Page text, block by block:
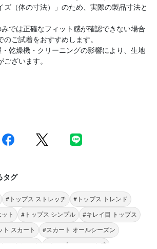
ズ（体の寸法）」のため、実際の製品寸法と
では正確なフィット感が確認できない場合
ご試着をおすすめします。
乾燥機・クリーニングの影響により、生地
ざいます。
タグ
#トップス ストレッチ #トップス トレンド
ト #トップス シンプル #キレイ目 トップス
ト スカート #スカート オールシーズン
ト ストレッチ
#トップス フィット感